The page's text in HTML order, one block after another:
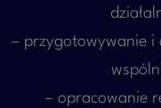
– przygotowywanie i
– opracowanie